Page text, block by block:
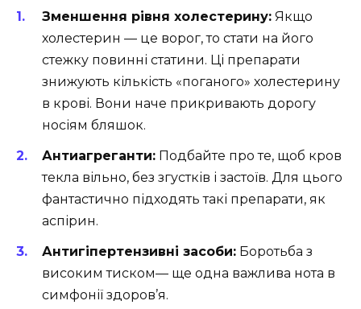
Зменшення рівня холестерину: Якщо
холестерин — це ворог, то стати на його
стежку повинні статини. Ці препарати
знижують кількість «поганого» холестерину
в крові. Вони наче прикривають дорогу
носіям бляшок.
Антиагреганти: Подбайте про те, щоб кров
текла вільно, без згустків і застоїв. Для цього
фантастично підходять такі препарати, як
аспірин.
Антигіпертензивні засоби: Боротьба з
високим тиском— ще одна важлива нота в
симфонії здоров’я.